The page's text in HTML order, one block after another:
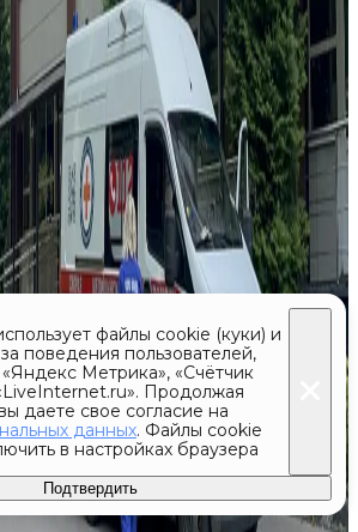
файлы cookie (куки) и
поведения пользователей,
Метрика», «Счётчик
Продолжая
даете свое согласие на
данных. Файлы cookie
в настройках браузера
Подтвердить